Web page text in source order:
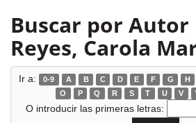
Buscar por Autor
Reyes, Carola
Ir a: 0-9 A B C D E F G H
O
P Q R S T U V
O introducir las primeras letras: